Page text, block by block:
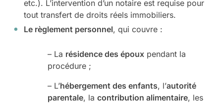
etc.). L’intervention d’un notaire est requise pour
tout transfert de droits réels immobiliers.
Le règlement personnel, qui couvre :
– La résidence des époux pendant la
procédure ;
– L’hébergement des enfants, l’autorité
parentale, la contribution alimentaire, les